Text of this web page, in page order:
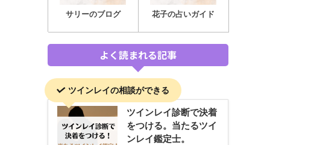
サリーのブログ 花子の占いガイド
よく読まれる記事
ツインレイの相談ができる
ツインレイ診断で決着
をつける。当たるツイ
ンレイ鑑定士。